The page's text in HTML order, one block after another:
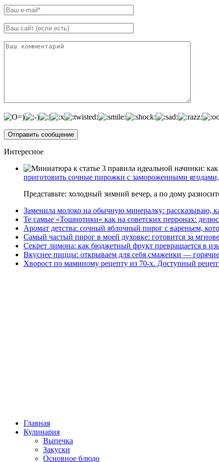
Интересное
приготовить сочные пирожки с замороженными
Представьте: холодный зимний вечер, а по дому
Заменила молоко на обычную минералку: рассказываю,
Те самые «Тошнотики» как на советских перронах:
Аромат детства: сочный яблочный пирог с вареньем,
Самый частый пирог в моей духовке: готовится за
Секрет лимона: как бюджетный фрукт превращается в
Вкуснее пиццы: открываем для себя смаженки —
Хворост по маминому рецепту из 70-х. Доступный
Главная
Кулинария
Выпечка
Закуски
Основное блюдо